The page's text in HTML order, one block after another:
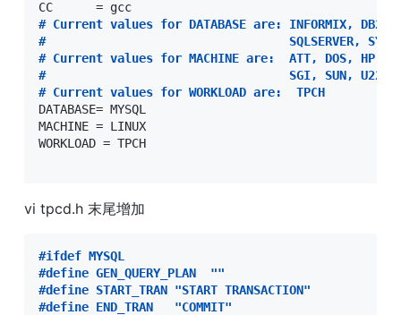
# Current values for DATABASE are: INFORMIX, DB2,
#
SQLSERVER,
# Current values for MACHINE are:  ATT, DOS, HP,
#
SGI, SUN,
# Current values for WORKLOAD are:  TPCH
DATABASE= MYSQL
MACHINE = LINUX
WORKLOAD = TPCH
vi tpcd.h 末尾增加
#ifdef MYSQL
#define GEN_QUERY_PLAN  ""
#define START_TRAN "START TRANSACTION"
#define END_TRAN   "COMMIT"